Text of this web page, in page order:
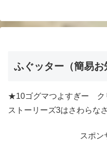
ふぐッター（簡易お
★10ゴグマつよすぎー ク
ストーリーズ3はさわらな
スポン